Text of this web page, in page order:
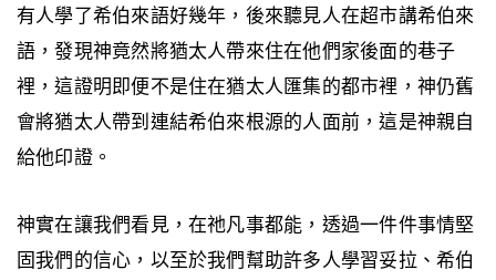
有人學了希伯來語好幾年，後來聽見人在超市講希伯來
語，發現神竟然將猶太人帶來住在他們家後面的巷子
裡，這證明即便不是住在猶太人匯集的都市裡，神仍舊
會將猶太人帶到連結希伯來根源的人面前，這是神親自
給他印證。
神實在讓我們看見，在祂凡事都能，透過一件件事情堅
固我們的信心，以至於我們幫助許多人學習妥拉、希伯